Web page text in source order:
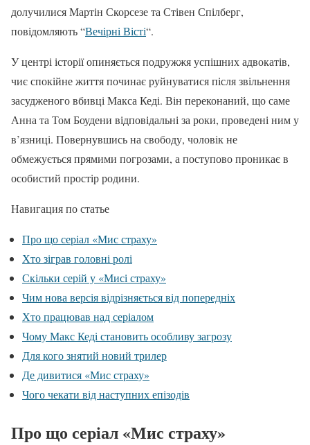
долучилися Мартін Скорсезе та Стівен Спілберг,
повідомляють “Вечірні Вісті“.
У центрі історії опиняється подружжя успішних адвокатів,
чиє спокійне життя починає руйнуватися після звільнення
засудженого вбивці Макса Кеді. Він переконаний, що саме
Анна та Том Боудени відповідальні за роки, проведені ним у
в’язниці. Повернувшись на свободу, чоловік не
обмежується прямими погрозами, а поступово проникає в
особистий простір родини.
Навигация по статье
Про що серіал «Мис страху»
Хто зіграв головні ролі
Скільки серій у «Мисі страху»
Чим нова версія відрізняється від попередніх
Хто працював над серіалом
Чому Макс Кеді становить особливу загрозу
Для кого знятий новий трилер
Де дивитися «Мис страху»
Чого чекати від наступних епізодів
Про що серіал «Мис страху»